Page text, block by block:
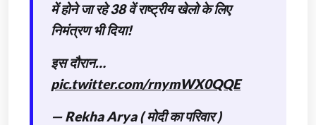
में होने जा रहे 38 वें राष्ट्रीय खेलो के लिए
निमंत्रण भी दिया!
इस दौरान…
pic.twitter.com/rnymWX0QQE
— Rekha Arya ( मोदी का परिवार )